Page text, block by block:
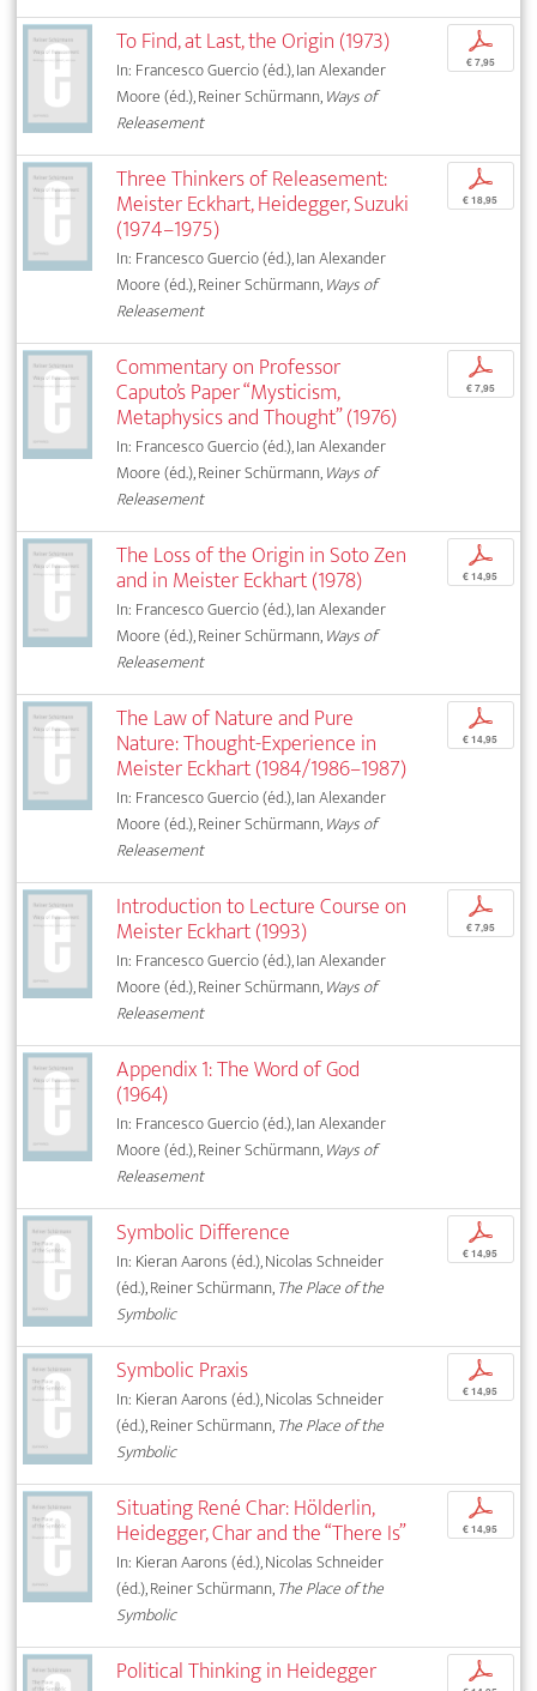
To Find, at Last, the Origin (1973)
In: Francesco Guercio (éd.), Ian Alexander
Moore (éd.), Reiner Schürmann,Ways of
Releasement
p
€ 7,95
Three Thinkers of Releasement:
Meister Eckhart, Heidegger, Suzuki
(1974–1975)
In: Francesco Guercio (éd.), Ian Alexander
Moore (éd.), Reiner Schürmann,Ways of
Releasement
p
€ 18,95
Commentary on Professor
Caputo’s Paper “Mysticism,
Metaphysics and Thought” (1976)
In: Francesco Guercio (éd.), Ian Alexander
Moore (éd.), Reiner Schürmann,Ways of
Releasement
p
€ 7,95
The Loss of the Origin in Soto Zen
and in Meister Eckhart (1978)
In: Francesco Guercio (éd.), Ian Alexander
Moore (éd.), Reiner Schürmann,Ways of
Releasement
p
€ 14,95
The Law of Nature and Pure
Nature: Thought-Experience in
Meister Eckhart (1984/1986–1987)
In: Francesco Guercio (éd.), Ian Alexander
Moore (éd.), Reiner Schürmann,Ways of
Releasement
p
€ 14,95
Introduction to Lecture Course on
Meister Eckhart (1993)
In: Francesco Guercio (éd.), Ian Alexander
Moore (éd.), Reiner Schürmann,Ways of
Releasement
p
€ 7,95
Appendix 1: The Word of God
(1964)
In: Francesco Guercio (éd.), Ian Alexander
Moore (éd.), Reiner Schürmann,Ways of
Releasement
Symbolic Difference
In: Kieran Aarons (éd.), Nicolas Schneider
(éd.), Reiner Schürmann,The Place of the
Symbolic
p
€ 14,95
Symbolic Praxis
In: Kieran Aarons (éd.), Nicolas Schneider
(éd.), Reiner Schürmann,The Place of the
Symbolic
p
€ 14,95
Situating René Char: Hölderlin,
Heidegger, Char and the “There Is”
In: Kieran Aarons (éd.), Nicolas Schneider
(éd.), Reiner Schürmann,The Place of the
Symbolic
p
€ 14,95
Political Thinking in Heidegger p